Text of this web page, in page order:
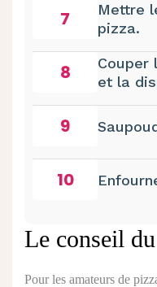
7
Mettre
pizza.
8
Couper
et la
9
10
Le conseil
Pour les amateurs de